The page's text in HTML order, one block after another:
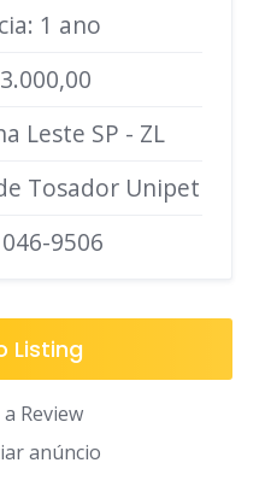
1 ano
Leste SP - ZL
Tosador Unipet
9506
Listing
Review
anúncio